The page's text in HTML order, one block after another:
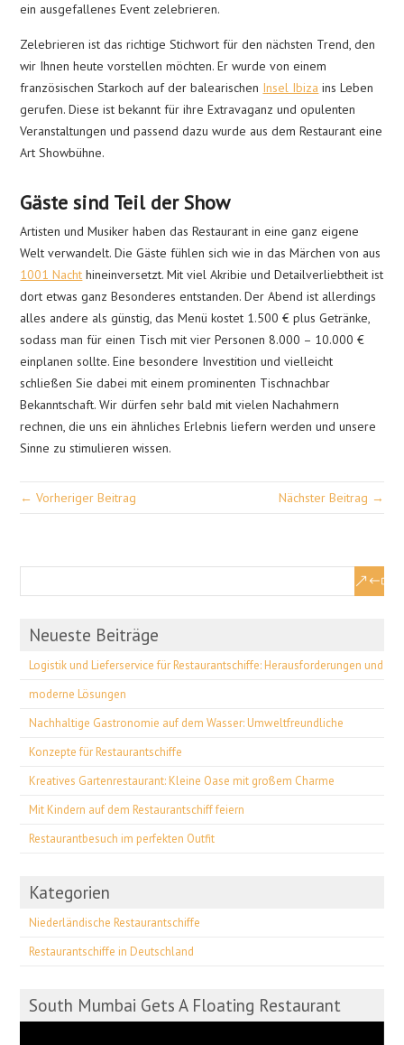
ein ausgefallenes Event zelebrieren.
Zelebrieren ist das richtige Stichwort für den nächsten Trend, den
wir Ihnen heute vorstellen möchten. Er wurde von einem
französischen Starkoch auf der balearischen Insel Ibiza ins Leben
gerufen. Diese ist bekannt für ihre Extravaganz und opulenten
Veranstaltungen und passend dazu wurde aus dem Restaurant eine
Art Showbühne.
Gäste sind Teil der Show
Artisten und Musiker haben das Restaurant in eine ganz eigene
Welt verwandelt. Die Gäste fühlen sich wie in das Märchen von aus
1001 Nacht hineinversetzt. Mit viel Akribie und Detailverliebtheit ist
dort etwas ganz Besonderes entstanden. Der Abend ist allerdings
alles andere als günstig, das Menü kostet 1.500 € plus Getränke,
sodass man für einen Tisch mit vier Personen 8.000 – 10.000 €
einplanen sollte. Eine besondere Investition und vielleicht
schließen Sie dabei mit einem prominenten Tischnachbar
Bekanntschaft. Wir dürfen sehr bald mit vielen Nachahmern
rechnen, die uns ein ähnliches Erlebnis liefern werden und unsere
Sinne zu stimulieren wissen.
← Vorheriger Beitrag Nächster Beitrag →
Neueste Beiträge
Logistik und Lieferservice für Restaurantschiffe: Herausforderungen und
moderne Lösungen
Nachhaltige Gastronomie auf dem Wasser: Umweltfreundliche
Konzepte für Restaurantschiffe
Kreatives Gartenrestaurant: Kleine Oase mit großem Charme
Mit Kindern auf dem Restaurantschiff feiern
Restaurantbesuch im perfekten Outfit
Kategorien
Niederländische Restaurantschiffe
Restaurantschiffe in Deutschland
South Mumbai Gets A Floating Restaurant